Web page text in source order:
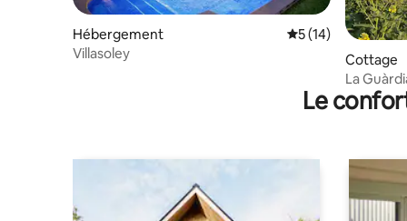
Hébergement Évaluation
5 (14)
Villasoley
Cottage
La
Le